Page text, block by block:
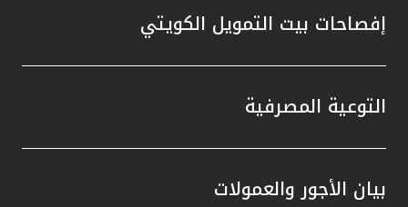
إفصاحات بيت التمويل الكويتي
التوعية المصرفية
بيان الأجور والعمولات